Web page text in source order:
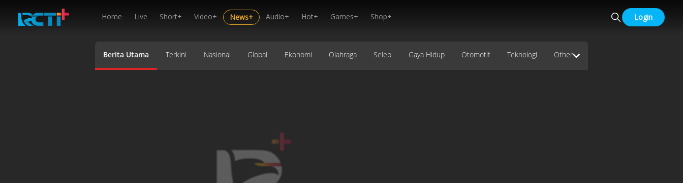
Home Live Short+ Video+ News+ Audio+ Hot+ Games+ Shop+ Login
Berita Utama Terkini Nasional Global Ekonomi Olahraga Seleb Gaya Hidup Otomotif Teknologi Other